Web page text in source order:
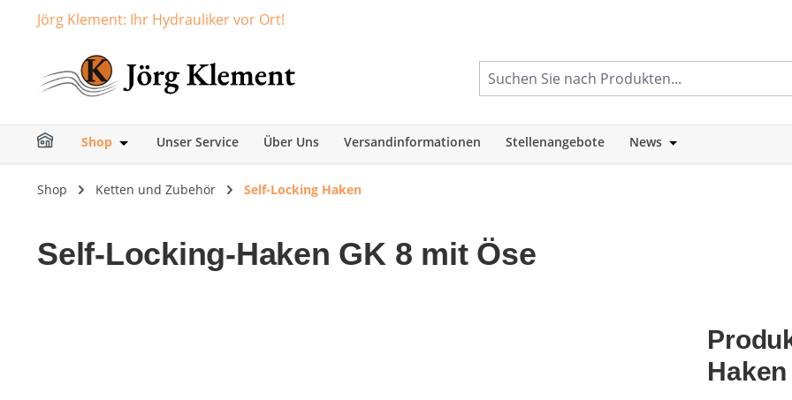
Zur Hauptnavigation springen
Jörg Klement: Ihr Hydrauliker vor Ort!
Shop Öffne oder Schließe das Dropdown der Kategorie Shop
Unser Service Über Uns Versandinformationen Stellenangebote News Öffne oder
Shop Ketten und Zubehör Self-Locking Haken
Self-Locking-Haken GK 8 mit Öse